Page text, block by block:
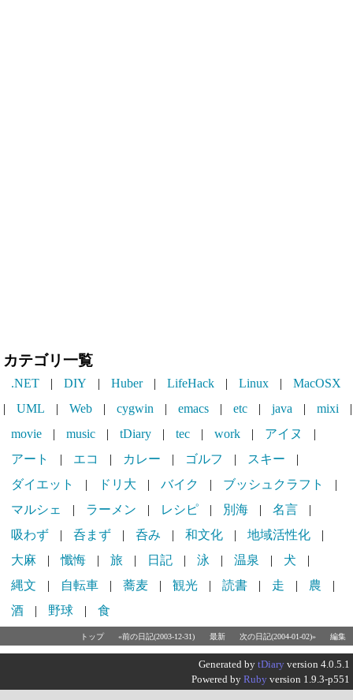
カテゴリ一覧
.NET | DIY | Huber | LifeHack | Linux |
MacOSX
|
UML | Web | cygwin | emacs | etc | java | mixi
|
movie
| music | tDiary | tec | work | アイヌ
|
アート
| エコ | カレー | ゴルフ | スキー
|
ダイエット
| ドリ大 | バイク | ブッシュクラフト
|
マルシェ
| ラーメン | レシピ | 別海 | 名言
|
吸わず
| 呑まず | 呑み | 和文化 | 地域活性化
|
大麻
| 懺悔 | 旅 | 日記 | 泳 | 温泉 | 犬
|
縄文
| 自転車 | 蕎麦 | 観光 | 読書 | 走 | 農
|
酒
| 野球 | 食
トップ «前の日記(2003-12-31) 最新 次の日記(2004-01-02)» 編集
Generated by tDiary version 4.0.5.1
Powered by Ruby version 1.9.3-p551